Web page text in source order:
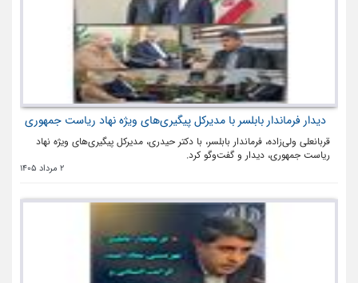
دیدار فرماندار بابلسر با مدیرکل پیگیری‌های ویژه نهاد ریاست جمهوری
قربانعلی ولی‌زاده، فرماندار بابلسر، با دکتر حیدری، مدیرکل پیگیری‌های ویژه نهاد
ریاست جمهوری، دیدار و گفت‌وگو کرد.
2 مرداد 1405